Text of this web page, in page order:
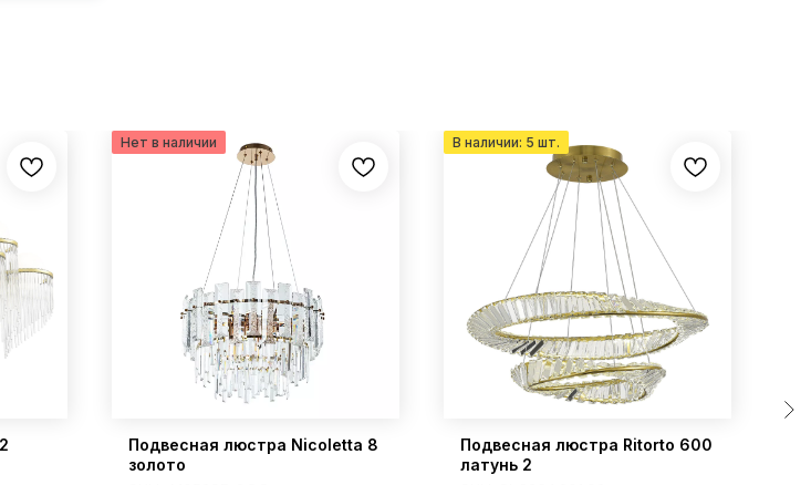
Подвесная люстра Nicoletta 8
золото
Подвесная люстра Ritorto 600
латунь 2